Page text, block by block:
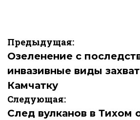
Навигация
по
записям
Предыдущая:
Озеленение с
инвазивные виды
Камчатку
Следующая:
След вулканов в Тихом